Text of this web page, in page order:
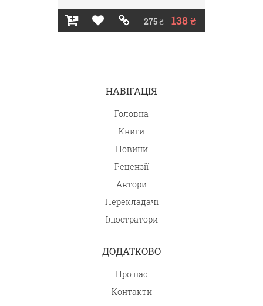
275 ₴ 138 ₴
НАВІГАЦІЯ
Головна
Книги
Новини
Рецензії
Автори
Перекладачі
Ілюстратори
ДОДАТКОВО
Про нас
Контакти